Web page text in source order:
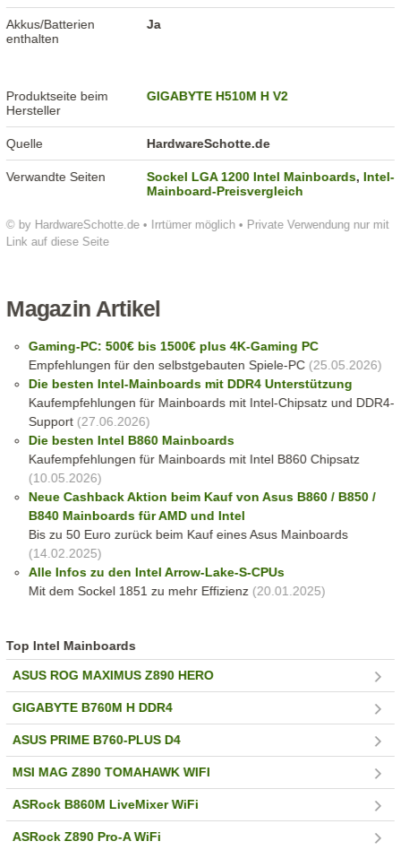
© by HardwareSchotte.de • Irrtümer möglich • Private Verwendung nur mit
Link auf diese Seite
Akkus/Batterien
enthalten
Ja
Produktseite beim
Hersteller
GIGABYTE H510M H V2
Quelle HardwareSchotte.de
Verwandte Seiten Sockel LGA 1200 Intel Mainboards,Intel-
Mainboard-Preisvergleich
Magazin Artikel
Gaming-PC: 500€ bis 1500€ plus 4K-Gaming PC
Empfehlungen für den selbstgebauten Spiele-PC(25.05.2026)
Die besten Intel-Mainboards mit DDR4 Unterstützung
Kaufempfehlungen für Mainboards mit Intel-Chipsatz und DDR4-
Support(27.06.2026)
Die besten Intel B860 Mainboards
Kaufempfehlungen für Mainboards mit Intel B860 Chipsatz
(10.05.2026)
Neue Cashback Aktion beim Kauf von Asus B860 / B850 /
B840 Mainboards für AMD und Intel
Bis zu 50 Euro zurück beim Kauf eines Asus Mainboards
(14.02.2025)
Alle Infos zu den Intel Arrow-Lake-S-CPUs
Mit dem Sockel 1851 zu mehr Effizienz(20.01.2025)
Top Intel Mainboards
ASUS ROG MAXIMUS Z890 HERO
GIGABYTE B760M H DDR4
ASUS PRIME B760-PLUS D4
MSI MAG Z890 TOMAHAWK WIFI
ASRock B860M LiveMixer WiFi
ASRock Z890 Pro-A WiFi